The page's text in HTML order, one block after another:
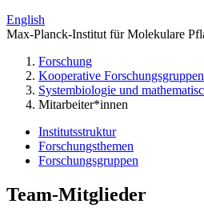
English
Max-Planck-Institut für Molekulare
Forschung
Kooperative Forschungsgruppen
Systembiologie und
Mitarbeiter*innen
Institutsstruktur
Forschungsthemen
Forschungsgruppen
Team-Mitglieder